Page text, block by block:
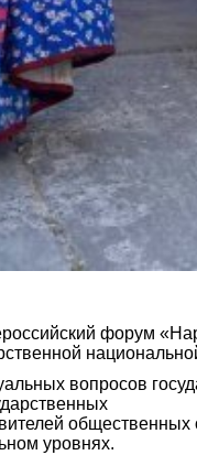
форум
вопросов
общественных
уровнях.